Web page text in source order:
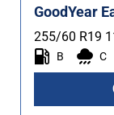
GoodYear
255/60 R19
B C